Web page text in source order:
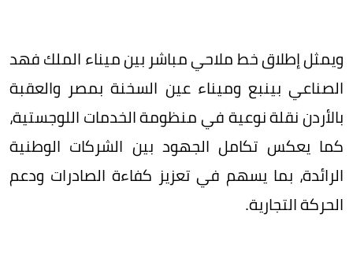
ويمثل إطلاق خط ملاحي مباشر بين ميناء الملك فهد
الصناعي بينبع وميناء عين السخنة بمصر والعقبة
بالأردن نقلة نوعية في منظومة الخدمات اللوجستية،
كما يعكس تكامل الجهود بين الشركات الوطنية
الرائدة، بما يسهم في تعزيز كفاءة الصادرات ودعم
الحركة التجارية.